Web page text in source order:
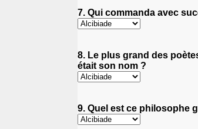
7. Qui commanda avec
8. Le plus grand des
était son nom ?
9. Quel est ce philosophe